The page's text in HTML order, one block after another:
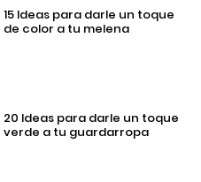
15 Ideas para darle un toque
de color a tu melena
20 Ideas para darle un toque
verde a tu guardarropa